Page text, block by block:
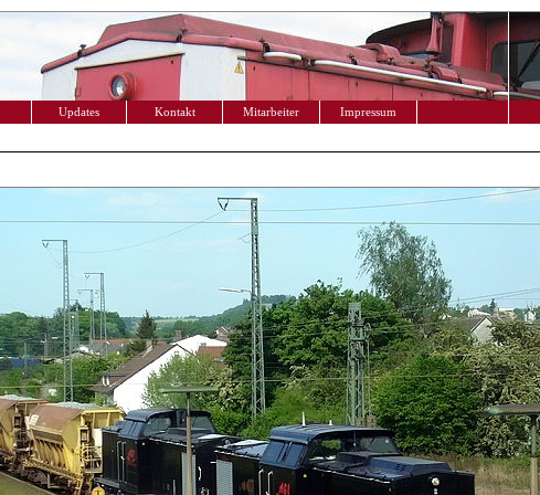
Updates Kontakt Mitarbeiter Impressum